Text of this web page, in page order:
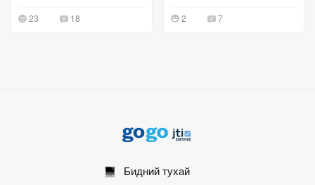
23 18 2 7
Бидний тухай